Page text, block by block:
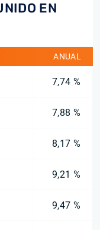
EN
ANUAL
7,74 %
7,88 %
8,17 %
9,21 %
9,47 %